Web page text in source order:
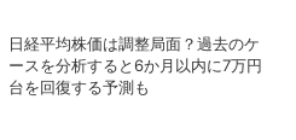
日経平均株価は調整局面？過去のケ
ースを分析すると6か月以内に7万円
台を回復する予測も